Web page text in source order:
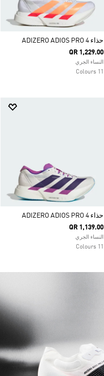
حذاء ADIZERO ADIOS PRO 4
QR 1,229.00
النساء الجري
11 Colours
حذاء ADIZERO ADIOS PRO 4
QR 1,139.00
النساء الجري
11 Colours